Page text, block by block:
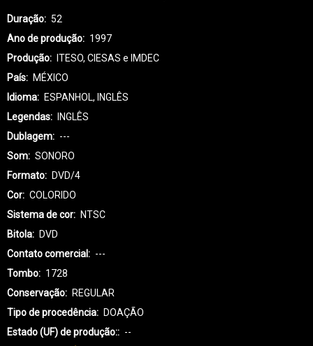
Duração
52
Ano de produção
1997
Produção
ITESO, CIESAS e IMDEC
País
MÉXICO
Idioma
ESPANHOL, INGLÊS
Legendas
INGLÊS
Dublagem
---
Som
SONORO
Formato
DVD/4
Cor
COLORIDO
Sistema de cor
NTSC
Bitola
DVD
Contato comercial
---
Tombo
1728
Conservação
REGULAR
Tipo de procedência
DOAÇÃO
Estado (UF) de produção:
--